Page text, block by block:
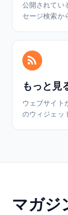
公開されてい
セージ検索か
もっと見
ウェブサイト
のウィジェッ
マガジ